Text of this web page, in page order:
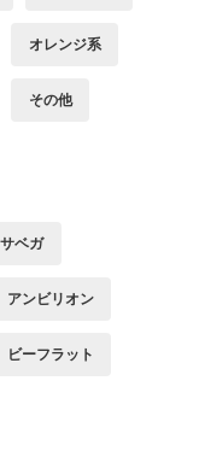
オレンジ系
その他
ベガ
アンビリオン
ビーフラット